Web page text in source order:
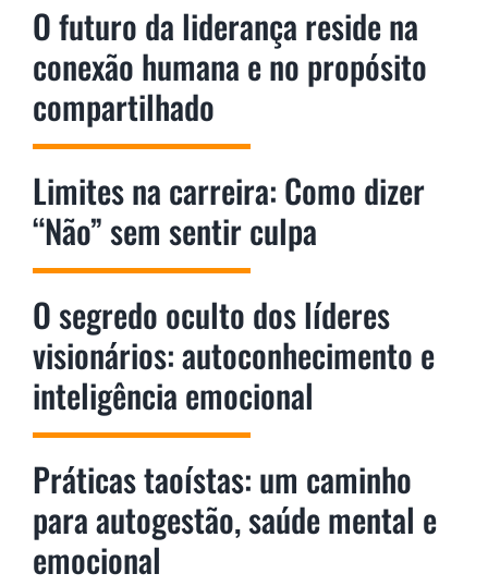
O futuro da liderança reside na
conexão humana e no propósito
compartilhado
Limites na carreira: Como dizer
“Não” sem sentir culpa
O segredo oculto dos líderes
visionários: autoconhecimento e
inteligência emocional
Práticas taoístas: um caminho
para autogestão, saúde mental e
emocional